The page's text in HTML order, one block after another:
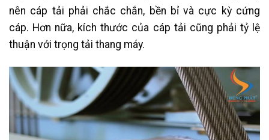
nên cáp tải phải chắc chắn, bền bỉ và cực kỳ cứng
cáp. Hơn nữa, kích thước của cáp tải cũng phải tỷ lệ
thuận với trọng tải thang máy.